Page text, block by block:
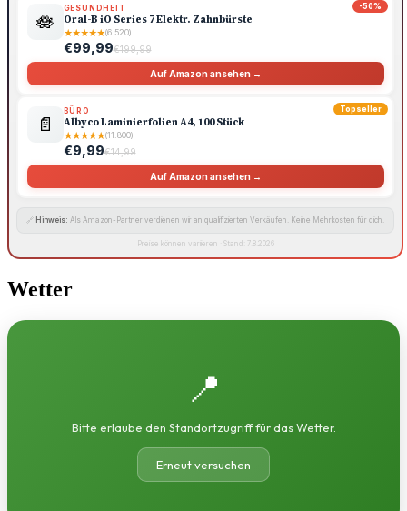
-50%
🪷
GESUNDHEIT
Oral-B iO Series 7 Elektr. Zahnbürste
★★★★★(6.520)
€99,99€199,99
Auf Amazon ansehen →
Topseller
📄
BÜRO
Albyco Laminierfolien A4, 100 Stück
★★★★★(11.800)
€9,99€14,99
Auf Amazon ansehen →
🔗 Hinweis: Als Amazon-Partner verdienen wir an qualifizierten Verkäufen. Keine Mehrkosten für dich.
Preise können variieren · Stand: 7.8.2026
Wetter
📍
Bitte erlaube den Standortzugriff für das Wetter.
Erneut versuchen